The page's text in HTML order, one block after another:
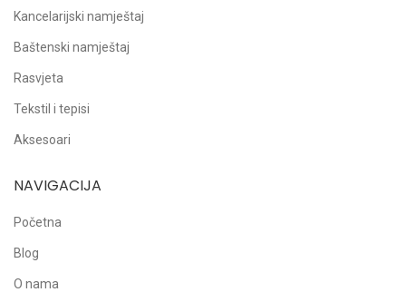
Kancelarijski namještaj
Baštenski namještaj
Rasvjeta
Tekstil i tepisi
Aksesoari
NAVIGACIJA
Početna
Blog
O nama